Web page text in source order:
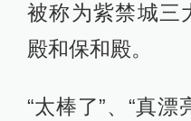
被称为紫禁城三
殿和保和殿。
“太棒了”、“真漂